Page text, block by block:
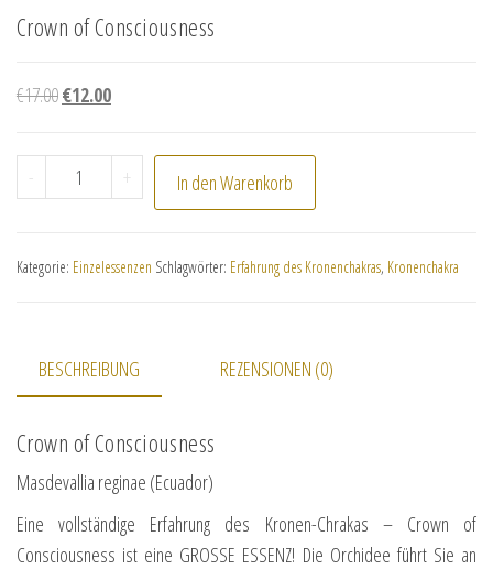
Crown of Consciousness
€17.00Ursprünglicher Preis war: €17.00
€12.00Aktueller Preis ist: €12.00.
- Crown of Consciousness Menge
+ In den Warenkorb
Kategorie: Einzelessenzen Schlagwörter: Erfahrung des Kronenchakras, Kronenchakra
BESCHREIBUNG REZENSIONEN (0)
Crown of Consciousness
Masdevallia reginae (Ecuador)
Eine vollständige Erfahrung des Kronen-Chrakas – Crown of
Consciousness ist eine GROSSE ESSENZ! Die Orchidee führt Sie an